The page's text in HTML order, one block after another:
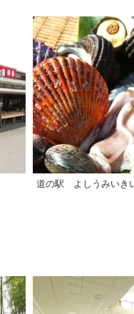
道の駅 よしうみいき